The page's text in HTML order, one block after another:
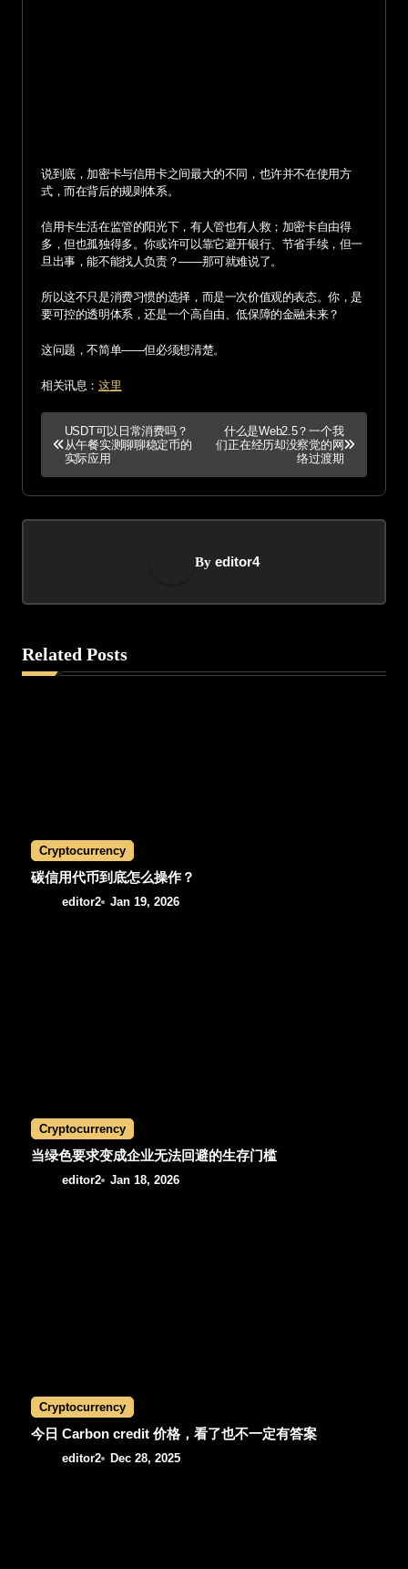
说到底，加密卡与信用卡之间最大的不同，也许并不在使用方
式，而在背后的规则体系。
信用卡生活在监管的阳光下，有人管也有人救；加密卡自由得
多，但也孤独得多。你或许可以靠它避开银行、节省手续，但一
旦出事，能不能找人负责？——那可就难说了。
所以这不只是消费习惯的选择，而是一次价值观的表态。你，是
要可控的透明体系，还是一个高自由、低保障的金融未来？
这问题，不简单——但必须想清楚。
相关讯息：这里
P
o
s
a
v
i
o
USDT可以日常消费吗？
从午餐实测聊聊稳定币的
实际应用
什么是Web2.5？一个我
们正在经历却没察觉的网
络过渡期
By editor4
Related Posts
Cryptocurrency
碳信用代币到底怎么操作？
editor2 Jan 19, 2026
Cryptocurrency
当绿色要求变成企业无法回避的生存门槛
editor2 Jan 18, 2026
Cryptocurrency
今日 Carbon credit 价格，看了也不一定有答案
editor2 Dec 28, 2025